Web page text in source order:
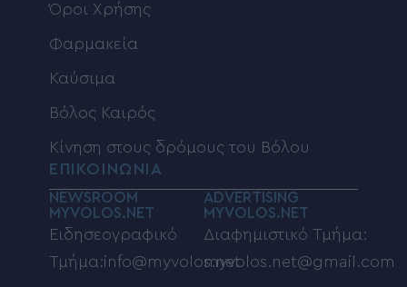
Όροι Χρήσης
Φαρμακεία
Καύσιμα
Βόλος Καιρός
Κίνηση στους δρόμους του Βόλου
ΕΠΙΚΟΙΝΩΝΙΑ
NEWSROOM
MYVOLOS.NET
Ειδησεογραφικό
Τμήμα:info@myvolos.net
ADVERTISING
MYVOLOS.NET
Διαφημιστικό Τμήμα:
myvolos.net@gmail.com